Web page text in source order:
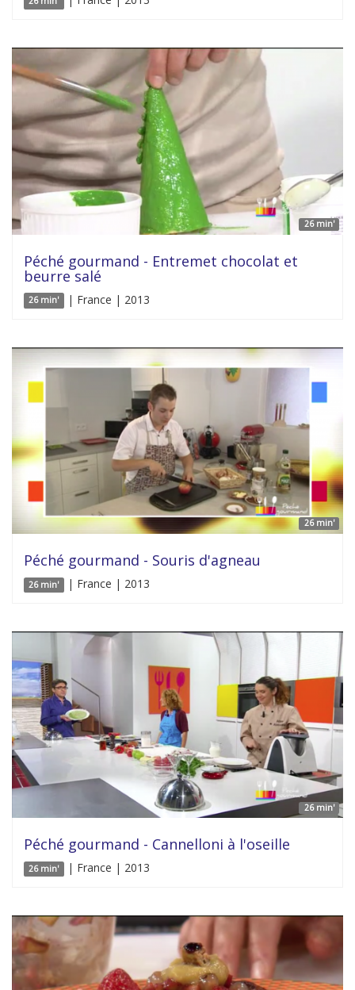
26 min'
Péché gourmand - Entremet chocolat et
beurre salé
26 min' | France | 2013
26 min'
Péché gourmand - Souris d'agneau
26 min' | France | 2013
26 min'
Péché gourmand - Cannelloni à l'oseille
26 min' | France | 2013